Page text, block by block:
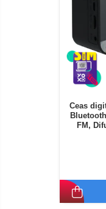
Smart Home
Produse Ingrijire
Accesorii Gadgets
Drone cu Camera
Baterii externe
Accesorii Auto
Cititoare Cod Bare
Navigații auto
Ceas
FM,